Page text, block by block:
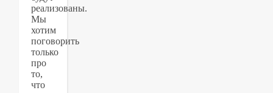
реализованы.
Мы
хотим
поговорить
только
про
то,
что